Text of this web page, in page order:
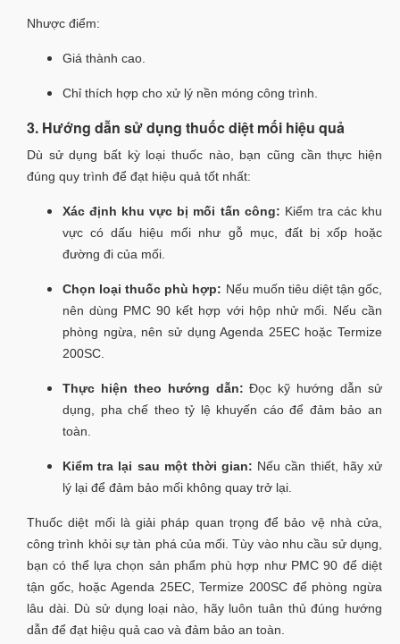
Nhược điểm:
Giá thành cao.
Chỉ thích hợp cho xử lý nền móng công trình.
3. Hướng dẫn sử dụng thuốc diệt mối hiệu quả
Dù sử dụng bất kỳ loại thuốc nào, bạn cũng cần thực hiện
đúng quy trình để đạt hiệu quả tốt nhất:
Xác định khu vực bị mối tấn công: Kiểm tra các khu
vực có dấu hiệu mối như gỗ mục, đất bị xốp hoặc
đường đi của mối.
Chọn loại thuốc phù hợp: Nếu muốn tiêu diệt tận gốc,
nên dùng PMC 90 kết hợp với hộp nhử mối. Nếu cần
phòng ngừa, nên sử dụng Agenda 25EC hoặc Termize
200SC.
Thực hiện theo hướng dẫn: Đọc kỹ hướng dẫn sử
dụng, pha chế theo tỷ lệ khuyến cáo để đảm bảo an
toàn.
Kiểm tra lại sau một thời gian: Nếu cần thiết, hãy xử
lý lại để đảm bảo mối không quay trở lại.
Thuốc diệt mối là giải pháp quan trọng để bảo vệ nhà cửa,
công trình khỏi sự tàn phá của mối. Tùy vào nhu cầu sử dụng,
bạn có thể lựa chọn sản phẩm phù hợp như PMC 90 để diệt
tận gốc, hoặc Agenda 25EC, Termize 200SC để phòng ngừa
lâu dài. Dù sử dụng loại nào, hãy luôn tuân thủ đúng hướng
dẫn để đạt hiệu quả cao và đảm bảo an toàn.